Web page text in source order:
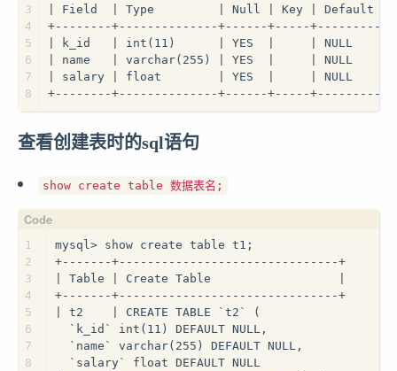
3
4
5
6
7
8
| Field  | Type         | Null | Key | Default |
+--------+--------------+------+-----+---------
| k_id   | int(11)      | YES  |     | NULL
| name   | varchar(255) | YES  |     | NULL
| salary | float        | YES  |     | NULL
+--------+--------------+------+-----+---------
查看创建表时的sql语句
show create table 数据表名;
1
2
3
4
5
6
7
8
mysql> show create table t1;
+-------+-------------------------------+
| Table | Create Table                  |
+-------+-------------------------------+
| t2    | CREATE TABLE `t2` (
  `k_id` int(11) DEFAULT NULL,
  `name` varchar(255) DEFAULT NULL,
  `salary` float DEFAULT NULL